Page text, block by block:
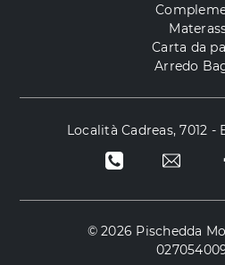
Carta da
Arredo
Località Cadreas, 7012 -
© 2026 Pischedda